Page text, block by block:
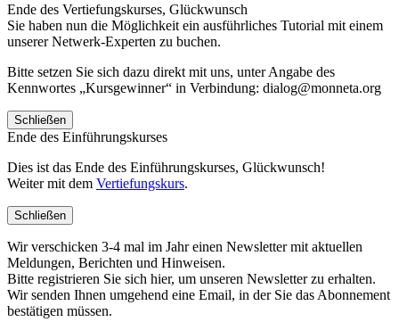
Ende des Vertiefungskurses, Glückwunsch
Sie haben nun die Möglichkeit ein ausführliches Tutorial mit einem
unserer Netwerk-Experten zu buchen.
Bitte setzen Sie sich dazu direkt mit uns, unter Angabe des
Kennwortes „Kursgewinner“ in Verbindung: dialog@monneta.org
Schließen
Ende des Einführungskurses
Dies ist das Ende des Einführungskurses, Glückwunsch!
Weiter mit dem Vertiefungskurs.
Schließen
Wir verschicken 3-4 mal im Jahr einen Newsletter mit aktuellen
Meldungen, Berichten und Hinweisen.
Bitte registrieren Sie sich hier, um unseren Newsletter zu erhalten.
Wir senden Ihnen umgehend eine Email, in der Sie das Abonnement
bestätigen müssen.